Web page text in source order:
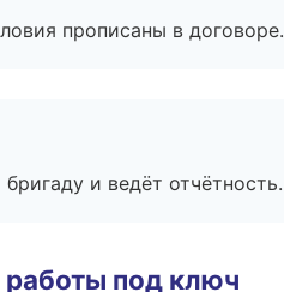
прописаны в договоре.
и ведёт отчётность.
под ключ